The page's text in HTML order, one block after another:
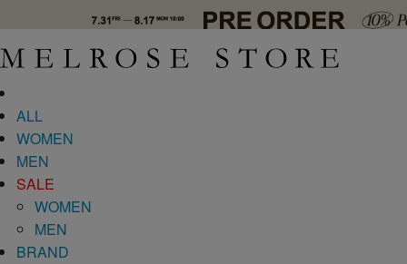
ALL
WOMEN
MEN
SALE
WOMEN
MEN
BRAND